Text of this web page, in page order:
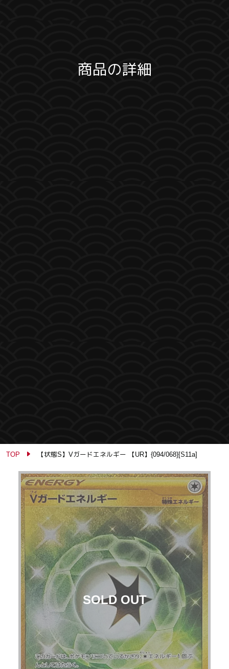
商品の詳細
TOP 【状態S】Vガードエネルギー 【UR】{094/068}[S11a]